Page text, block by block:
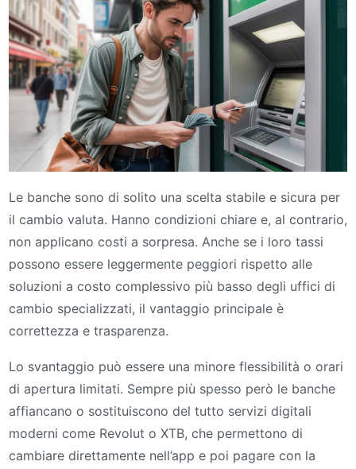
Le banche sono di solito una scelta stabile e sicura per
il cambio valuta. Hanno condizioni chiare e, al contrario,
non applicano costi a sorpresa. Anche se i loro tassi
possono essere leggermente peggiori rispetto alle
soluzioni a costo complessivo più basso degli uffici di
cambio specializzati, il vantaggio principale è
correttezza e trasparenza.
Lo svantaggio può essere una minore flessibilità o orari
di apertura limitati. Sempre più spesso però le banche
affiancano o sostituiscono del tutto servizi digitali
moderni come Revolut o XTB, che permettono di
cambiare direttamente nell’app e poi pagare con la